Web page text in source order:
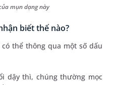
mụn dạng này
biết thế nào?
thể thông qua một số dấu
dậy thì, chúng thường mọc